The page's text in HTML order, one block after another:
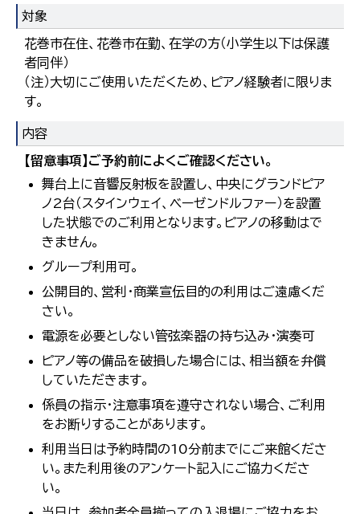
対象
花巻市在住、花巻市在勤、在学の方（小学生以下は保護
者同伴）
（注）大切にご使用いただくため、ピアノ経験者に限りま
す。
内容
【留意事項】ご予約前によくご確認ください。
舞台上に音響反射板を設置し、中央にグランドピア
ノ2台（スタインウェイ、ベーゼンドルファー）を設置
した状態でのご利用となります。ピアノの移動はで
きません。
グループ利用可。
公開目的、営利・商業宣伝目的の利用はご遠慮くだ
さい。
電源を必要としない管弦楽器の持ち込み・演奏可
ピアノ等の備品を破損した場合には、相当額を弁償
していただきます。
係員の指示・注意事項を遵守されない場合、ご利用
をお断りすることがあります。
利用当日は予約時間の10分前までにご来館くださ
い。また利用後のアンケート記入にご協力くださ
い。